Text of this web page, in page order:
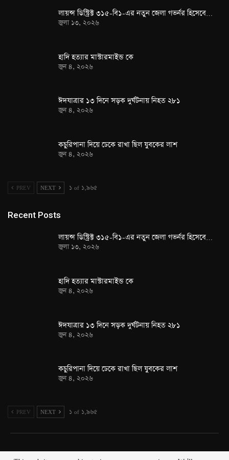
লায়ন্স ডিস্ট্রিক্ট ৩১৫-বি১-এর নতুন জেলা গভর্নর হিসেবে…
জুলা ১৩, ২০২৬
হাদি হত্যার মাস্টারমাইন্ড কে
জুন ৪, ২০২৬
ঈদযাত্রার ১৩ দিনে সড়ক দুর্ঘটনায় নিহত ২৮১
জুন ৪, ২০২৬
কচুরিপানা দিয়ে ঢেকে রাখা ছিল যুবকের লাশ
জুন ৪, ২০২৬
PREV NEXT ১ of ১,৯৬৫
Recent Posts
লায়ন্স ডিস্ট্রিক্ট ৩১৫-বি১-এর নতুন জেলা গভর্নর হিসেবে…
জুলা ১৩, ২০২৬
হাদি হত্যার মাস্টারমাইন্ড কে
জুন ৪, ২০২৬
ঈদযাত্রার ১৩ দিনে সড়ক দুর্ঘটনায় নিহত ২৮১
জুন ৪, ২০২৬
কচুরিপানা দিয়ে ঢেকে রাখা ছিল যুবকের লাশ
জুন ৪, ২০২৬
PREV NEXT ১ of ১,৯৬৫